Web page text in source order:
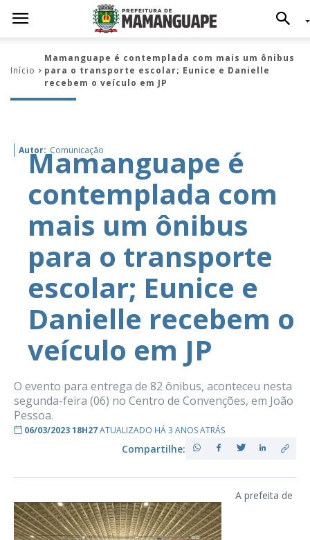
Início
Mamanguape é contemplada com mais um ônibus
para o transporte escolar; Eunice e Danielle
recebem o veículo em JP
Autor: Comunicação
Mamanguape é
contemplada com
mais um ônibus
para o transporte
escolar; Eunice e
Danielle recebem o
veículo em JP
O evento para entrega de 82 ônibus, aconteceu nesta
segunda-feira (06) no Centro de Convenções, em João
Pessoa.
06/03/2023 18H27ATUALIZADO HÁ 3 ANOS ATRÁS
Compartilhe:
A prefeita de